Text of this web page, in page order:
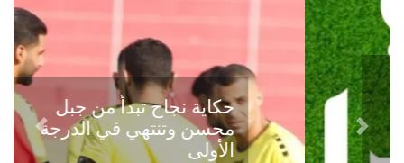
حكاية نجاح تبدأ من جبل
محسن وتنتهي في الدرجة
الأولىPrevious
Next